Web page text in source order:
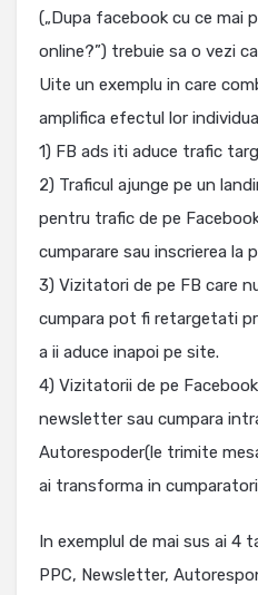
(„Dupa facebook cu ce mai
online?”) trebuie sa o vezi
Uite un exemplu in care
amplifica efectul lor
1) FB ads iti aduce trafic
2) Traficul ajunge pe un
pentru trafic de pe
cumparare sau inscrierea la
3) Vizitatori de pe FB care
cumpara pot fi retargetati
a ii aduce inapoi pe site.
4) Vizitatorii de pe
newsletter sau cumpara
Autorespoder(le trimite
ai transforma in
In exemplul de mai sus ai 4
PPC, Newsletter,